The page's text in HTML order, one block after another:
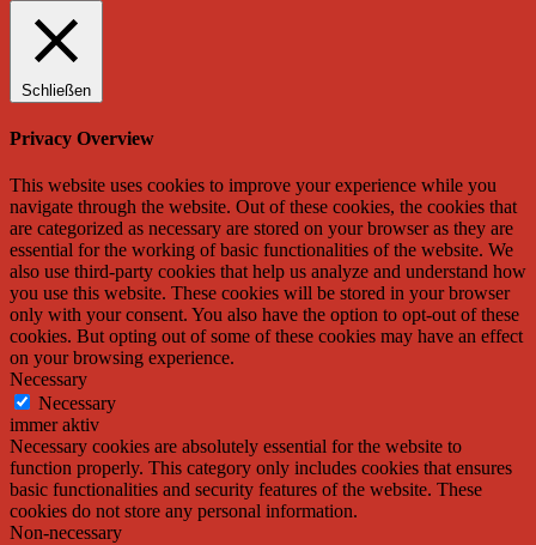
Schließen
Privacy Overview
This website uses cookies to improve your experience while you
navigate through the website. Out of these cookies, the cookies that
are categorized as necessary are stored on your browser as they are
essential for the working of basic functionalities of the website. We
also use third-party cookies that help us analyze and understand how
you use this website. These cookies will be stored in your browser
only with your consent. You also have the option to opt-out of these
cookies. But opting out of some of these cookies may have an effect
on your browsing experience.
Necessary
Necessary
immer aktiv
Necessary cookies are absolutely essential for the website to
function properly. This category only includes cookies that ensures
basic functionalities and security features of the website. These
cookies do not store any personal information.
Non-necessary